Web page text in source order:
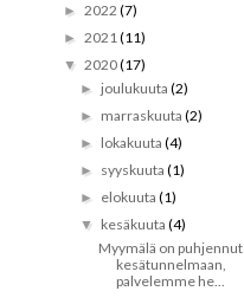
► 2022 (7)
► 2021(11)
▼ 2020(17)
► joulukuuta(2)
► marraskuuta(2)
► lokakuuta(4)
► syyskuuta(1)
► elokuuta(1)
▼ kesäkuuta(4)
Myymälä on puhjennut
kesätunnelmaan,
palvelemme he...